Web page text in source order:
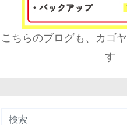
こちらのブログも、カゴ
す